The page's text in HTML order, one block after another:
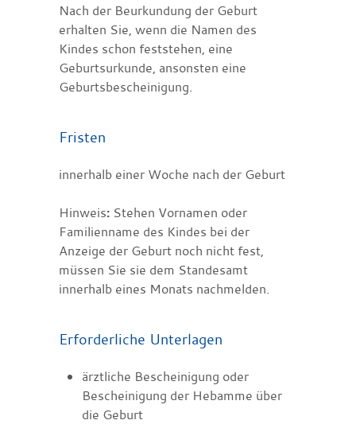
Nach der Beurkundung der Geburt
erhalten Sie, wenn die Namen des
Kindes schon feststehen, eine
Geburtsurkunde, ansonsten eine
Geburtsbescheinigung.
Fristen
innerhalb einer Woche nach der Geburt
Hinweis: Stehen Vornamen oder
Familienname des Kindes bei der
Anzeige der Geburt noch nicht fest,
müssen Sie sie dem Standesamt
innerhalb eines Monats nachmelden.
Erforderliche Unterlagen
ärztliche Bescheinigung oder
Bescheinigung der Hebamme über
die Geburt